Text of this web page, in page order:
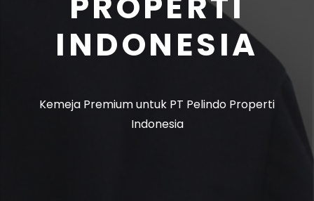
INDONESIA
Kemeja Premium untuk PT Pelindo Properti
Indonesia